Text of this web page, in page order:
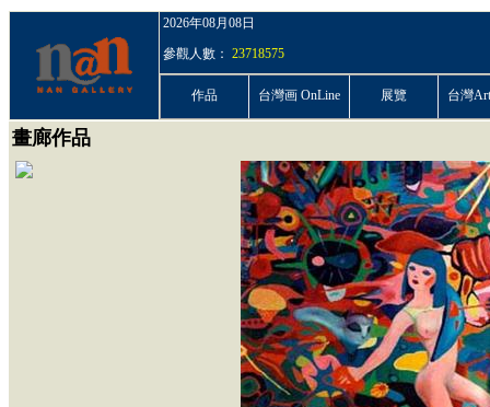
2026年08月08日
參觀人數： 23718575
作品 台灣画 OnLine 展覽 台灣
畫廊作品